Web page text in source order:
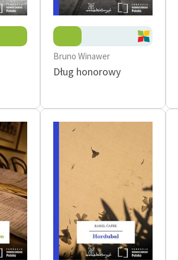
Bruno Winawer
Dług honorowy